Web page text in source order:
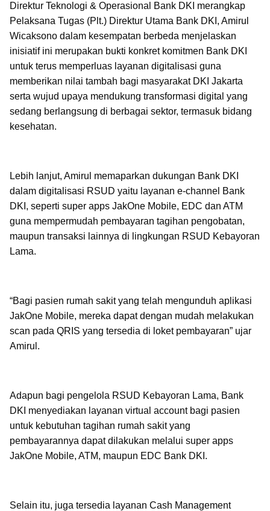
Direktur Teknologi & Operasional Bank DKI merangkap
Pelaksana Tugas (Plt.) Direktur Utama Bank DKI, Amirul
Wicaksono dalam kesempatan berbeda menjelaskan
inisiatif ini merupakan bukti konkret komitmen Bank DKI
untuk terus memperluas layanan digitalisasi guna
memberikan nilai tambah bagi masyarakat DKI Jakarta
serta wujud upaya mendukung transformasi digital yang
sedang berlangsung di berbagai sektor, termasuk bidang
kesehatan.
Lebih lanjut, Amirul memaparkan dukungan Bank DKI
dalam digitalisasi RSUD yaitu layanan e-channel Bank
DKI, seperti super apps JakOne Mobile, EDC dan ATM
guna mempermudah pembayaran tagihan pengobatan,
maupun transaksi lainnya di lingkungan RSUD Kebayoran
Lama.
“Bagi pasien rumah sakit yang telah mengunduh aplikasi
JakOne Mobile, mereka dapat dengan mudah melakukan
scan pada QRIS yang tersedia di loket pembayaran” ujar
Amirul.
Adapun bagi pengelola RSUD Kebayoran Lama, Bank
DKI menyediakan layanan virtual account bagi pasien
untuk kebutuhan tagihan rumah sakit yang
pembayarannya dapat dilakukan melalui super apps
JakOne Mobile, ATM, maupun EDC Bank DKI.
Selain itu, juga tersedia layanan Cash Management